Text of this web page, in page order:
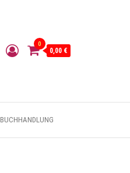
0
0,00 €
BUCHHANDLUNG